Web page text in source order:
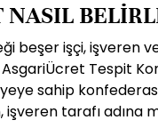
NASIL
beşer işçi, işveren
AsgariÜcret Tespit
sahip
tarafı adına